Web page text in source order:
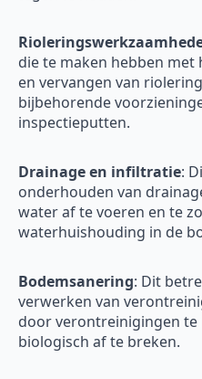
die te maken hebben
en vervangen van
bijbehorende
inspectieputten.
Drainage en infiltratie:
onderhouden van
water af te voeren en te
waterhuishouding in de
Bodemsanering: Dit
verwerken van
door verontreinigingen
biologisch af te breken.